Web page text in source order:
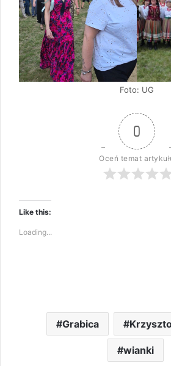
Foto: UG
0
Oceń temat
Like this:
Loading...
Grabica
wianki